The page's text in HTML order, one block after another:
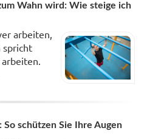
Wahn wird: Wie steige ich
arbeiten,
spricht
arbeiten.
schützen Sie Ihre Augen